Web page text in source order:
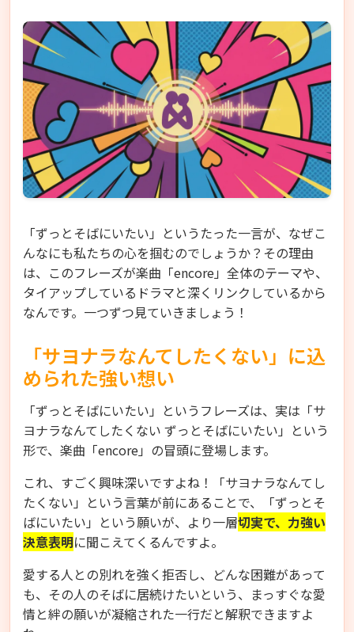
「ずっとそばにいたい」というたった一言が、なぜこ
んなにも私たちの心を掴むのでしょうか？その理由
は、このフレーズが楽曲「encore」全体のテーマや、
タイアップしているドラマと深くリンクしているから
なんです。一つずつ見ていきましょう！
「サヨナラなんてしたくない」に込
められた強い想い
「ずっとそばにいたい」というフレーズは、実は「サ
ヨナラなんてしたくない ずっとそばにいたい」という
形で、楽曲「encore」の冒頭に登場します。
これ、すごく興味深いですよね！「サヨナラなんてし
たくない」という言葉が前にあることで、「ずっとそ
ばにいたい」という願いが、より一層切実で、力強い
決意表明に聞こえてくるんですよ。
愛する人との別れを強く拒否し、どんな困難があって
も、その人のそばに居続けたいという、まっすぐな愛
情と絆の願いが凝縮された一行だと解釈できますよ